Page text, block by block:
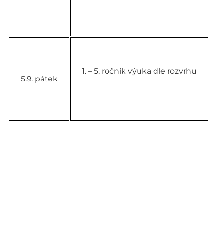
5.9. pátek
1. – 5. ročník výuka dle rozvrhu